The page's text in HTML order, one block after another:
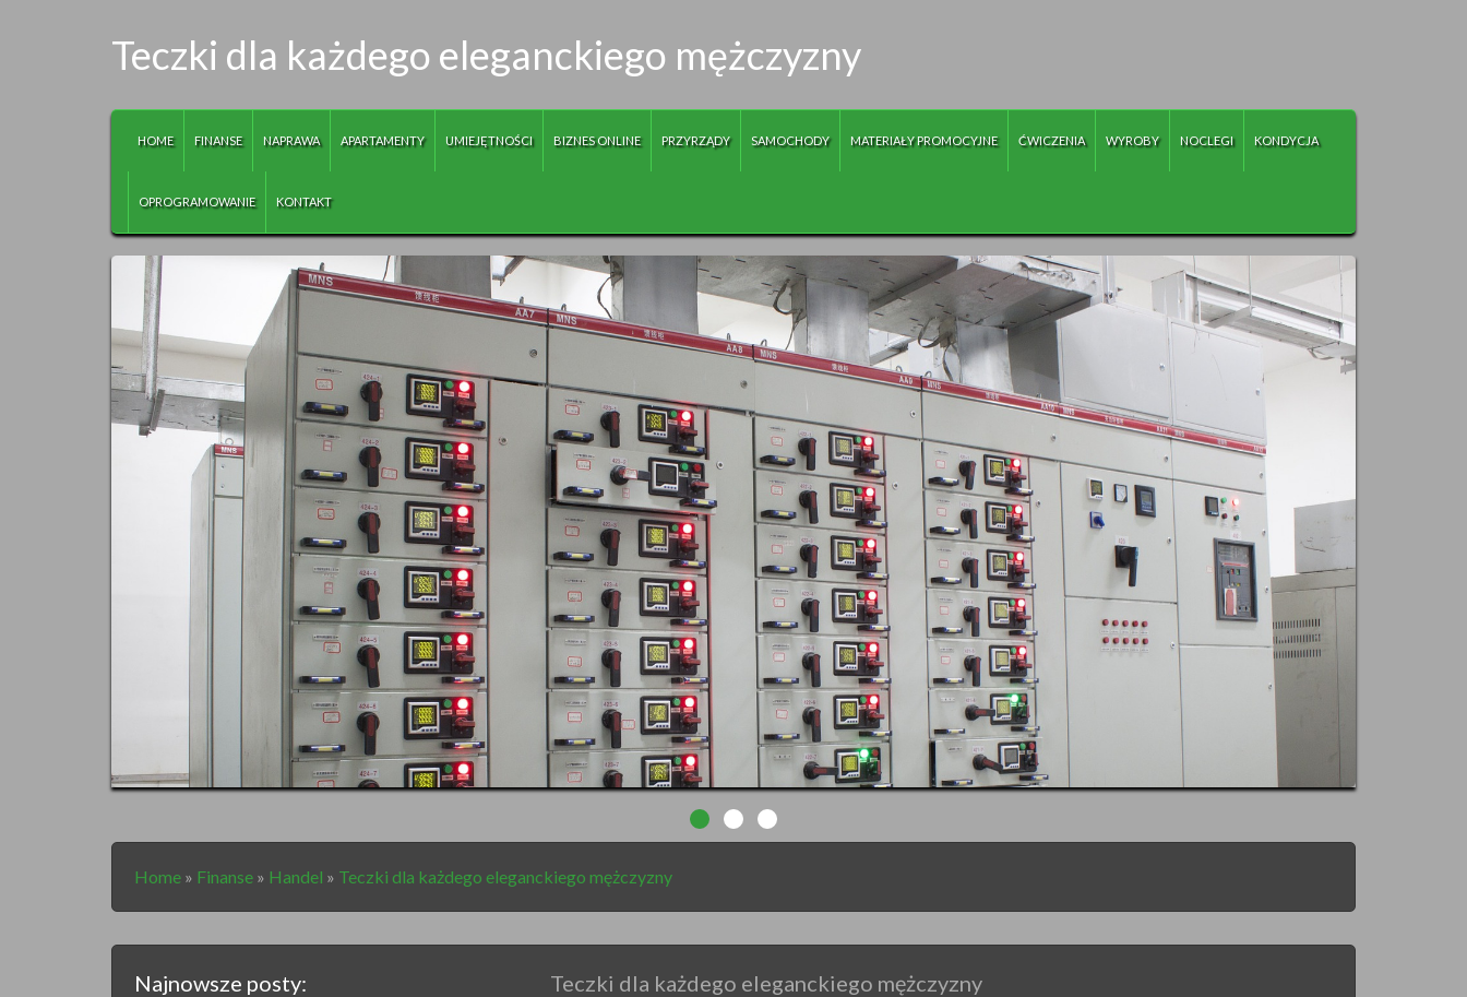
Teczki dla każdego eleganckiego mężczyzny
HOME FINANSE NAPRAWA APARTAMENTY UMIEJĘTNOŚCI BIZNES ONLINE PRZYRZĄDY SAMOCHODY MATERIAŁY PROMOCYJNE ĆWICZENIA WYROBY NOCLEGI KONDYCJA
OPROGRAMOWANIE KONTAKT
Home » Finanse » Handel » Teczki dla każdego eleganckiego mężczyzny
Najnowsze posty: Teczki dla każdego eleganckiego mężczyzny